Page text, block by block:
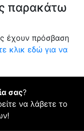
παρακάτω
έχουν πρόσβαση
κλικ εδώ για να
σας?
να λάβετε το